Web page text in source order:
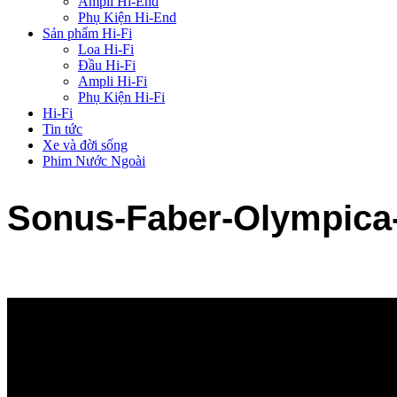
Phụ Kiện Hi-End
Sản phẩm Hi-Fi
Loa Hi-Fi
Đầu Hi-Fi
Ampli Hi-Fi
Phụ Kiện Hi-Fi
Hi-Fi
Tin tức
Xe và đời sống
Phim Nước Ngoài
Sonus-Faber-